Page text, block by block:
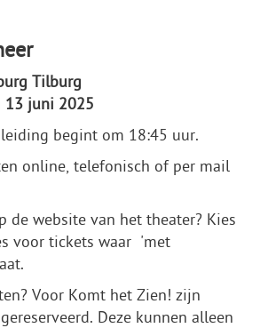
Tilburg
13 juni 2025
begint om 18:45 uur.
online, telefonisch of per mail
de website van het theater? Kies
voor tickets waar 'met
Voor Komt het Zien! zijn
Deze kunnen alleen